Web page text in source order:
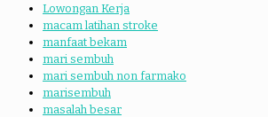
Lowongan Kerja
macam latihan stroke
manfaat bekam
mari sembuh
mari sembuh non farmako
marisembuh
masalah besar